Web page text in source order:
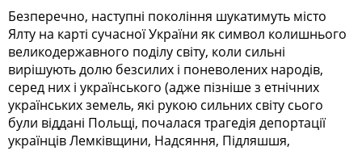
Безперечно, наступні покоління шукатимуть місто
Ялту на карті сучасної України як символ колишнього
великодержавного поділу світу, коли сильні
вирішують долю безсилих і поневолених народів,
серед них і українського (адже пізніше з етнічних
українських земель, які рукою сильних світу сього
були віддані Польщі, почалася трагедія депортації
українців Лемківщини, Надсяння, Підляшшя,